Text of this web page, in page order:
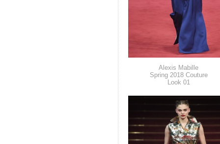
Alexis Mabille
Spring 2018 Couture
Look 01